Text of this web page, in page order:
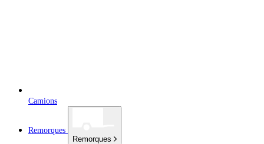
Camions
Remorques
Remorques